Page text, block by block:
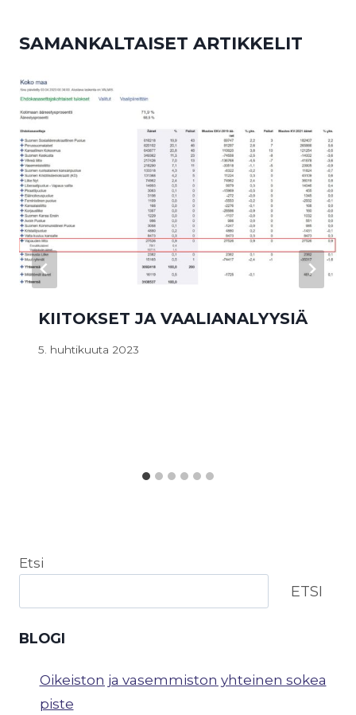
SAMANKALTAISET ARTIKKELIT
KIITOKSET JA VAALIANALYYSIÄ
5. huhtikuuta 2023
Etsi
ETSI
BLOGI
Oikeiston ja vasemmiston yhteinen sokea
piste